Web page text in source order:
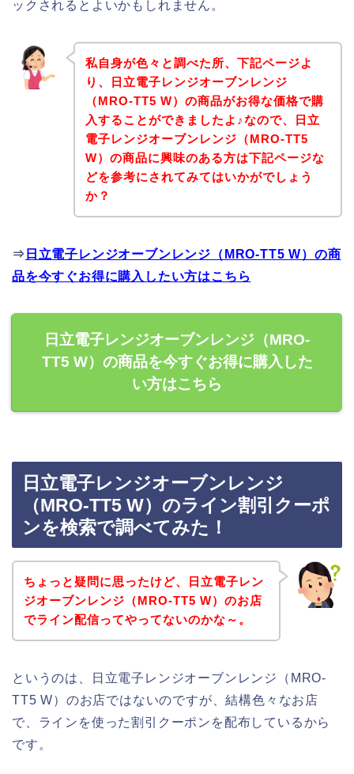
ックされるとよいかもしれません。
私自身が色々と調べた所、下記ページよ
り、日立電子レンジオーブンレンジ
（MRO-TT5 W）の商品がお得な価格で購
入することができましたよ♪なので、日立
電子レンジオーブンレンジ（MRO-TT5
W）の商品に興味のある方は下記ページな
どを参考にされてみてはいかがでしょう
か？
⇒ 日立電子レンジオーブンレンジ（MRO-TT5 W）の商
品を今すぐお得に購入したい方はこちら
日立電子レンジオーブンレンジ（MRO-
TT5 W）の商品を今すぐお得に購入した
い方はこちら
日立電子レンジオーブンレンジ
（MRO-TT5 W）のライン割引クーポ
ンを検索で調べてみた！
ちょっと疑問に思ったけど、日立電子レン
ジオーブンレンジ（MRO-TT5 W）のお店
でライン配信ってやってないのかな～。
というのは、日立電子レンジオーブンレンジ（MRO-
TT5 W）のお店ではないのですが、結構色々なお店
で、ラインを使った割引クーポンを配布しているから
です。